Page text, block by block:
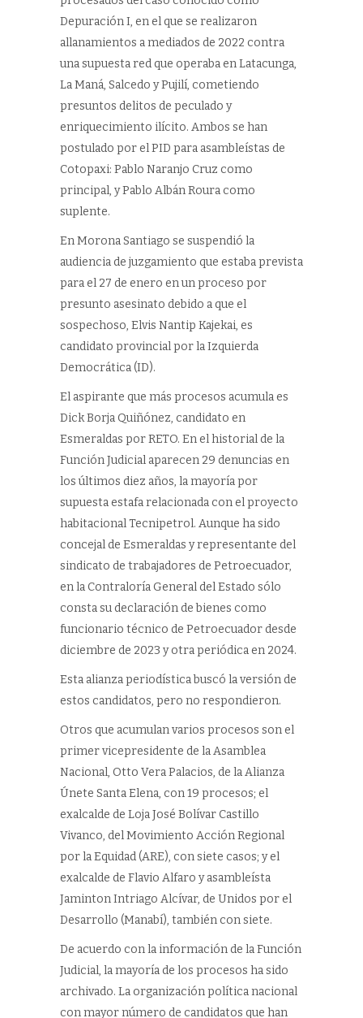
Depuración I, en el que se realizaron
allanamientos a mediados de 2022 contra
una supuesta red que operaba en Latacunga,
La Maná, Salcedo y Pujilí, cometiendo
presuntos delitos de peculado y
enriquecimiento ilícito. Ambos se han
postulado por el PID para asambleístas de
Cotopaxi: Pablo Naranjo Cruz como
principal, y Pablo Albán Roura como
suplente.
En Morona Santiago se suspendió la
audiencia de juzgamiento que estaba prevista
para el 27 de enero en un proceso por
presunto asesinato debido a que el
sospechoso, Elvis Nantip Kajekai, es
candidato provincial por la Izquierda
Democrática (ID).
El aspirante que más procesos acumula es
Dick Borja Quiñónez, candidato en
Esmeraldas por RETO. En el historial de la
Función Judicial aparecen 29 denuncias en
los últimos diez años, la mayoría por
supuesta estafa relacionada con el proyecto
habitacional Tecnipetrol. Aunque ha sido
concejal de Esmeraldas y representante del
sindicato de trabajadores de Petroecuador,
en la Contraloría General del Estado sólo
consta su declaración de bienes como
funcionario técnico de Petroecuador desde
diciembre de 2023 y otra periódica en 2024.
Esta alianza periodística buscó la versión de
estos candidatos, pero no respondieron.
Otros que acumulan varios procesos son el
primer vicepresidente de la Asamblea
Nacional, Otto Vera Palacios, de la Alianza
Únete Santa Elena, con 19 procesos; el
exalcalde de Loja José Bolívar Castillo
Vivanco, del Movimiento Acción Regional
por la Equidad (ARE), con siete casos; y el
exalcalde de Flavio Alfaro y asambleísta
Jaminton Intriago Alcívar, de Unidos por el
Desarrollo (Manabí), también con siete.
De acuerdo con la información de la Función
Judicial, la mayoría de los procesos ha sido
archivado. La organización política nacional
con mayor número de candidatos que han